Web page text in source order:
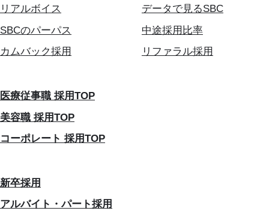
リアルボイス
データで見るSBC
SBCのパーパス
中途採用比率
カムバック採用
リファラル採用
医療従事職 採用TOP
美容職 採用TOP
コーポレート 採用TOP
新卒採用
アルバイト・パート採用